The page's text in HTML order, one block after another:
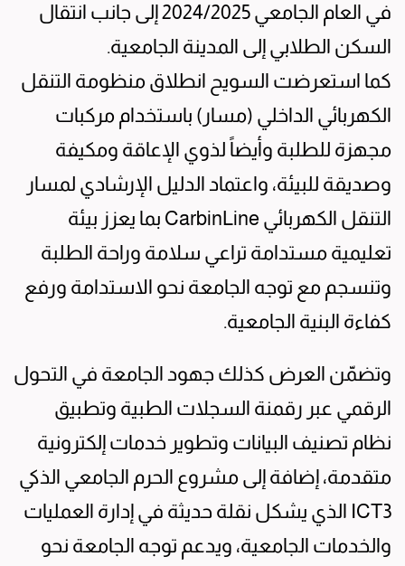
في العام الجامعي 2024/2025 إلى جانب انتقال
السكن الطلابي إلى المدينة الجامعية.
كما استعرضت السويح انطلاق منظومة التنقل
الكهربائي الداخلي (مسار) باستخدام مركبات
مجهزة للطلبة وأيضاً لذوي الإعاقة ومكيفة
وصديقة للبيئة، واعتماد الدليل الإرشادي لمسار
التنقل الكهربائي CarbinLine بما يعزز بيئة
تعليمية مستدامة تراعي سلامة وراحة الطلبة
وتنسجم مع توجه الجامعة نحو الاستدامة ورفع
كفاءة البنية الجامعية.
وتضمّن العرض كذلك جهود الجامعة في التحول
الرقمي عبر رقمنة السجلات الطبية وتطبيق
نظام تصنيف البيانات وتطوير خدمات إلكترونية
متقدمة، إضافة إلى مشروع الحرم الجامعي الذكي
ICT3 الذي يشكل نقلة حديثة في إدارة العمليات
والخدمات الجامعية، ويدعم توجه الجامعة نحو